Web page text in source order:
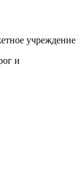
учреждение
и